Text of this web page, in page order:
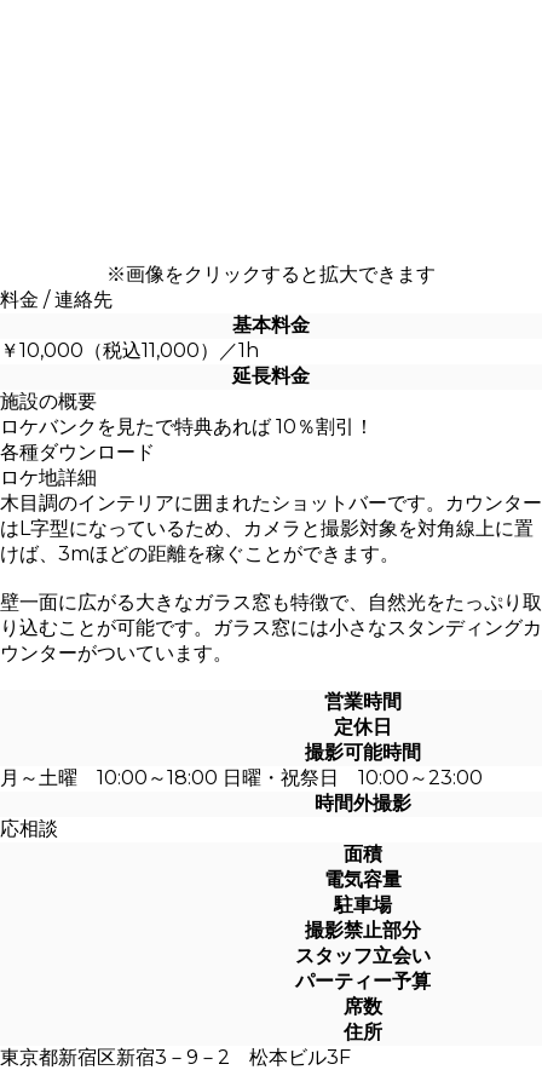
※画像をクリックすると拡大できます
料金 / 連絡先
基本料金
￥10,000（税込11,000）／1h
延長料金
施設の概要
ロケバンクを見たで特典あれば 10％割引！
各種ダウンロード
ロケ地詳細
木目調のインテリアに囲まれたショットバーです。カウンター
はL字型になっているため、カメラと撮影対象を対角線上に置
けば、3mほどの距離を稼ぐことができます。
壁一面に広がる大きなガラス窓も特徴で、自然光をたっぷり取
り込むことが可能です。ガラス窓には小さなスタンディングカ
ウンターがついています。
営業時間
定休日
撮影可能時間
月～土曜 10:00～18:00 日曜・祝祭日 10:00～23:00
時間外撮影
応相談
面積
電気容量
駐車場
撮影禁止部分
スタッフ立会い
パーティー予算
席数
住所
東京都新宿区新宿3－9－2 松本ビル3F